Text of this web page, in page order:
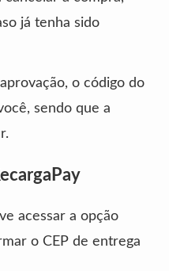
já tenha sido
o código do
sendo que a
acessar a opção
o CEP de entrega